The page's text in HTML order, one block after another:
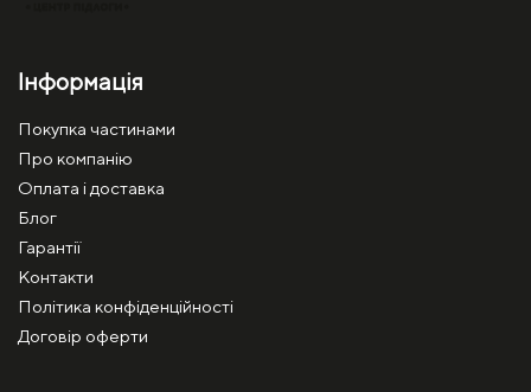
Інформація
Покупка частинами
Про компанію
Оплата і доставка
Блог
Гарантії
Контакти
Політика конфіденційності
Договір оферти